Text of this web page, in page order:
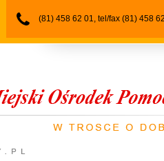
(81) 458 62 01, tel/fax (81) 458